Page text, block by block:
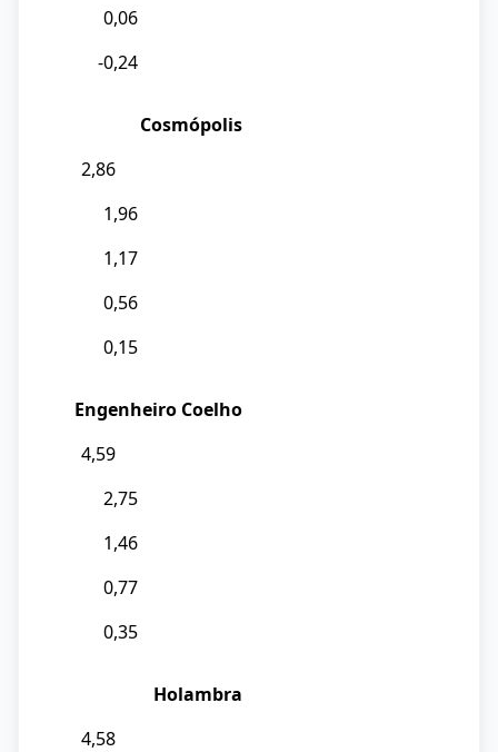
0,06
-0,24
Cosmópolis
2,86
1,96
1,17
0,56
0,15
Engenheiro Coelho
4,59
2,75
1,46
0,77
0,35
Holambra
4,58